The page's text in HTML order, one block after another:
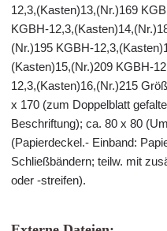
12,3,(Kasten)13,(Nr.)169
KGBH-
(Nr.)195 KGBH-
(Kasten)15,(Nr.)209 KGBH-
12,3,(Kasten)16,(Nr.)215
x 170 (zum Doppelblatt
Beschriftung); ca. 80 x 80
(Papierdeckel.- Einband:
Schließbändern; teilw. mit
oder -streifen).